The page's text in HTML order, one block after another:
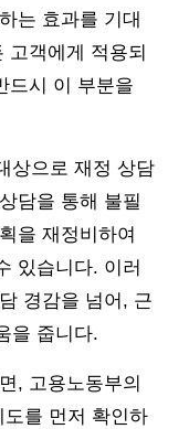
는 효과를 기대
고객에게 적용되
드시 이 부분을
상으로 재정 상담
담을 통해 불필
을 재정비하여
있습니다. 이러
경감을 넘어, 근
을 줍니다.
, 고용노동부의
도를 먼저 확인하